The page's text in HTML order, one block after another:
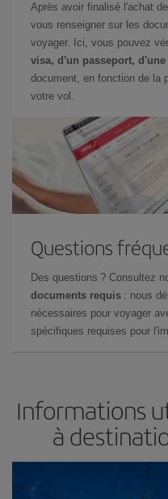
Après avoir finalisé l'achat
vous renseigner sur les
voyager. Ici, vous pouvez
visa, d'un passeport, d'une
document, en fonction de la
votre vol.
Questions
Des questions ? Consultez
documents requis : nous
nécessaires pour voyager
spécifiques requises pour
Informations
à